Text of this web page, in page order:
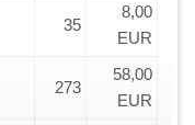
35
8,00
EUR
273
58,00
EUR